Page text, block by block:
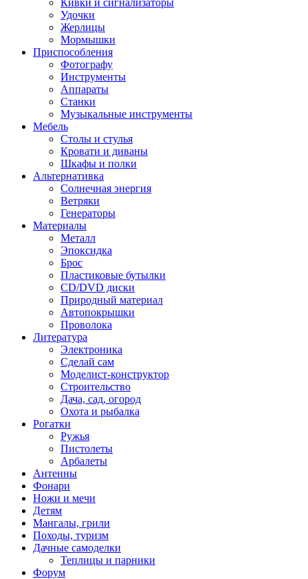
Кивки и сигнализаторы
Удочки
Жерлицы
Мормышки
Приспособления
Фотографу
Инструменты
Аппараты
Станки
Музыкальные инструменты
Мебель
Столы и стулья
Кровати и диваны
Шкафы и полки
Альтернативка
Солнечная энергия
Ветряки
Генераторы
Материалы
Металл
Эпоксидка
Брос
Пластиковые бутылки
CD/DVD диски
Природный материал
Автопокрышки
Проволока
Литература
Электроника
Сделай сам
Моделист-конструктор
Строительство
Дача, сад, огород
Охота и рыбалка
Рогатки
Ружья
Пистолеты
Арбалеты
Антенны
Фонари
Ножи и мечи
Детям
Мангалы, грили
Походы, туризм
Дачные самоделки
Теплицы и парники
Форум